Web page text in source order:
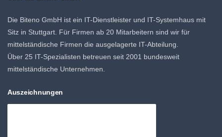
Die Biteno GmbH ist ein IT-Dienstleister und IT-Systemhaus mit
Sitz in Stuttgart. Für Firmen ab 20 Mitarbeitern sind wir für
mittelständische Firmen die ausgelagerte IT-Abteilung.
Über 25 IT-Spezialisten betreuen seit 2001 bundesweit
mittelständische Unternehmen.
Auszeichnungen